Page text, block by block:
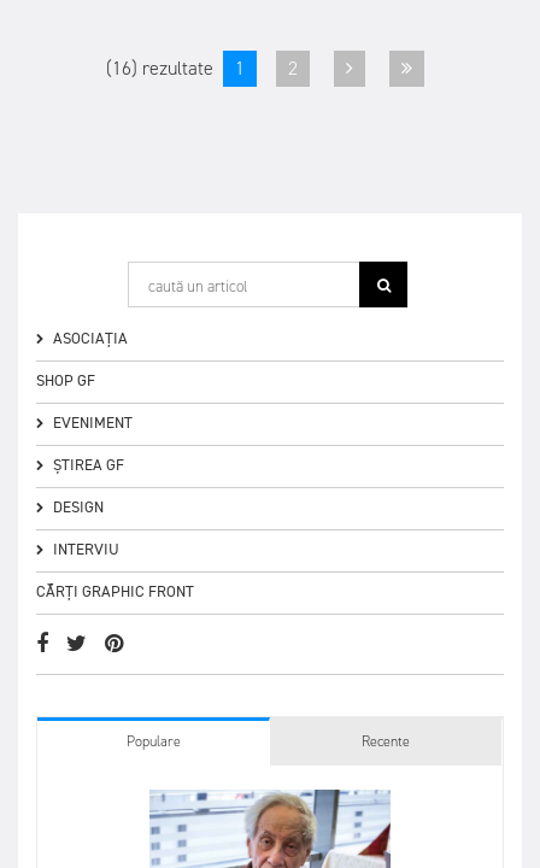
(16) rezultate 1 2
ASOCIAȚIA
SHOP GF
EVENIMENT
ȘTIREA GF
DESIGN
INTERVIU
CĂRȚI GRAPHIC FRONT
Populare Recente